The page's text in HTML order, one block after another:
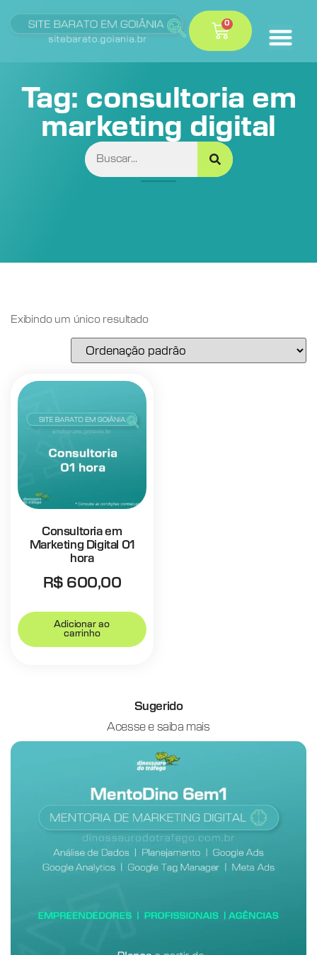
0
Tag: consultoria em
marketing digital
Exibindo um único resultado
Consultoria em
Marketing Digital 01
hora
R$ 600,00
Adicionar ao
carrinho
Sugerido
Acesse e saiba mais